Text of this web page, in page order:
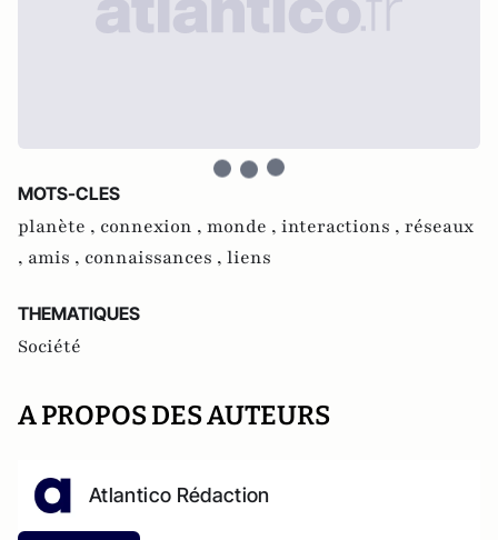
MOTS-CLES
planète , connexion , monde , interactions , réseaux
, amis , connaissances , liens
THEMATIQUES
Société
A PROPOS DES AUTEURS
Atlantico Rédaction